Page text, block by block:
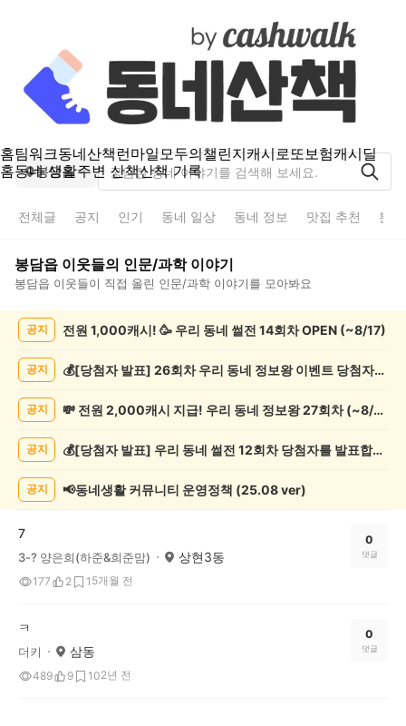
홈팀워크동네산책런마일모두의챌린지캐시로또보험캐시딜
홈동네 생활주변 산책산책 기록
봉담읍
전체글 공지 인기 동네 일상 동네 정보 맛집 추천 분
봉담읍 이웃들의 인문/과학이야기
봉담읍 이웃들이 직접 올린 인문/과학 이야기를 모아봐요
록
공지 전원 1,000캐시! 🥳 우리 동네 썰전 14회차 OPEN (~8/17)
공지 💰[당첨자 발표] 26회차 우리 동네 정보왕 이벤트 당첨자를 발표합니다!
공지 💸 전원 2,000캐시 지급! 우리 동네 정보왕 27회차 (~8/10)
공지 💰[당첨자 발표] 우리 동네 썰전 12회차 당첨자를 발표합니다!
공지 📢동네생활 커뮤니티 운영정책 (25.08 ver)
7
3-? 양은희(하준&희준맘) 상현3동
177 2 1 5개월 전
0
댓글
ㅋ
더키 삼동
489 9 102년 전
0
댓글